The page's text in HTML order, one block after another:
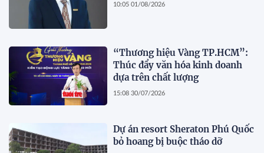
10:05 01/08/2026
“Thương hiệu Vàng TP.HCM”:
Thúc đẩy văn hóa kinh doanh
dựa trên chất lượng
15:08 30/07/2026
Dự án resort Sheraton Phú Quốc
bỏ hoang bị buộc tháo dỡ